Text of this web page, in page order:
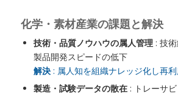
化学・素材産業の課題と解決
技術・品質ノウハウの属人管理: 技術
製品開発スピードの低下
解決: 属人知を組織ナレッジ化し再
製造・試験データの散在: トレーサ